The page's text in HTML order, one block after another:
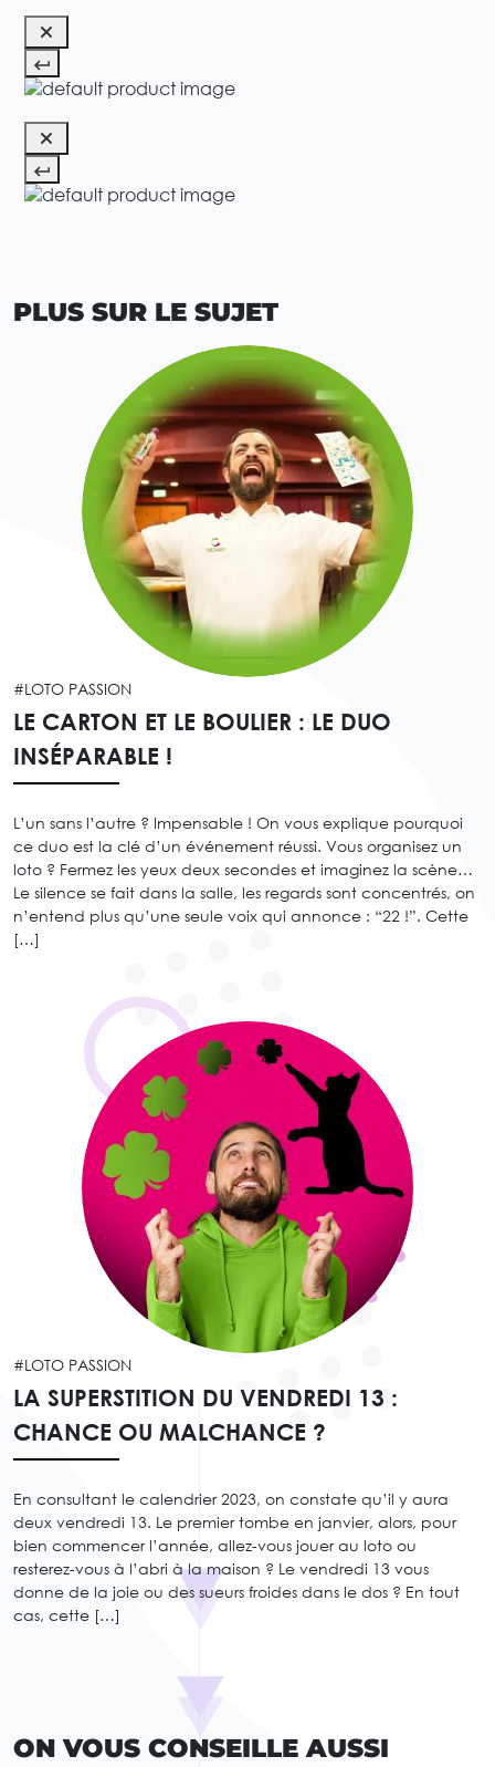
PLUS SUR LE SUJET
#LOTO PASSION
LE CARTON ET LE BOULIER : LE DUO
INSÉPARABLE !
L’un sans l’autre ? Impensable ! On vous explique pourquoi
ce duo est la clé d’un événement réussi. Vous organisez un
loto ? Fermez les yeux deux secondes et imaginez la scène…
Le silence se fait dans la salle, les regards sont concentrés, on
n’entend plus qu’une seule voix qui annonce : “22 !”. Cette
[…]
#LOTO PASSION
LA SUPERSTITION DU VENDREDI 13 :
CHANCE OU MALCHANCE ?
En consultant le calendrier 2023, on constate qu’il y aura
deux vendredi 13. Le premier tombe en janvier, alors, pour
bien commencer l’année, allez-vous jouer au loto ou
resterez-vous à l’abri à la maison ? Le vendredi 13 vous
donne de la joie ou des sueurs froides dans le dos ? En tout
cas, cette […]
ON VOUS CONSEILLE AUSSI